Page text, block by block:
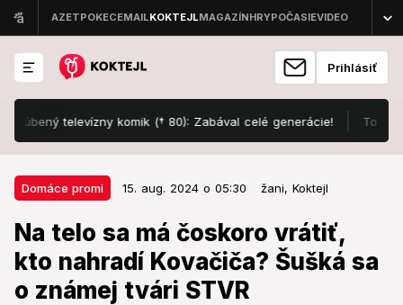
Prihlásiť
televízny komik († 80): Zabával celé generácie! To myslia
Domáce promi 15. aug. 2024 o 05:30 žani, Koktejl
Na telo sa má čoskoro vrátiť,
kto nahradí Kovačiča? Šušká sa
o známej tvári STVR
Domáce promi 15. aug. 2024 o 05:30
Na telo sa má čoskoro vrátiť, kto
nahradí Kovačiča? Šušká sa o
známej tvári STVR